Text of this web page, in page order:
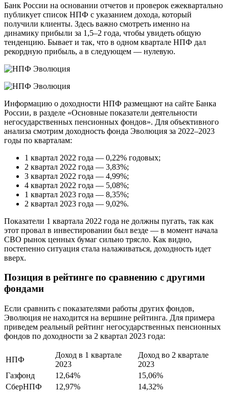
Банк России на основании отчетов и проверок ежеквартально
публикует список НПФ с указанием дохода, который
получили клиенты. Здесь важно смотреть именно на
динамику прибыли за 1,5–2 года, чтобы увидеть общую
тенденцию. Бывает и так, что в одном квартале НПФ дал
рекордную прибыль, а в следующем — нулевую.
Информацию о доходности НПФ размещают на сайте Банка
России, в разделе «Основные показатели деятельности
негосударственных пенсионных фондов». Для объективного
анализа смотрим доходность фонда Эволюция за 2022–2023
годы по кварталам:
1 квартал 2022 года — 0,22% годовых;
2 квартал 2022 года — 3,83%;
3 квартал 2022 года — 4,99%;
4 квартал 2022 года — 5,08%;
1 квартал 2023 года — 8,35%;
2 квартал 2023 года — 9,02%.
Показатели 1 квартала 2022 года не должны пугать, так как
этот провал в инвестировании был везде — в момент начала
СВО рынок ценных бумаг сильно трясло. Как видно,
постепенно ситуация стала налаживаться, доходность идет
вверх.
Позиция в рейтинге по сравнению с другими
фондами
Если сравнить с показателями работы других фондов,
Эволюция не находится на вершине рейтинга. Для примера
приведем реальный рейтинг негосударственных пенсионных
фондов по доходности за 2 квартал 2023 года:
НПФ
Доход в 1 квартале
2023
Доход во 2 квартале
2023
Газфонд
12,64%
15,06%
СберНПФ
12,97%
14,32%